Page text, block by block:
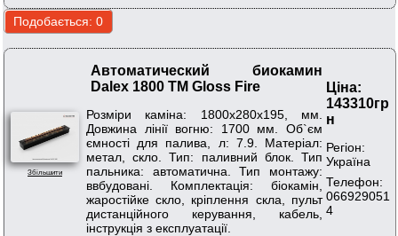
Збільшити
Автоматический биокамин
Dalex 1800 ТМ Gloss Fire
Розміри каміна: 1800х280х195, мм.
Довжина лінії вогню: 1700 мм. Об`єм
ємності для палива, л: 7.9. Матеріал:
метал, скло. Тип: паливний блок. Тип
пальника: автоматична. Тип монтажу:
ввбудовані. Комплектація: біокамін,
жаростійке скло, кріплення скла, пульт
дистанційного керування, кабель,
інструкція з експлуатації.
Ціна:
143310гр
н
Регіон:
Україна
Телефон:
066929051
4